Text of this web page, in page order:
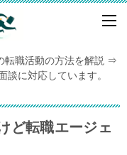
転職活動の方法を解説 ⇒
談に対応しています。
ど転職エージェ